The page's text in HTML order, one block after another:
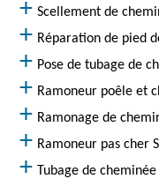
Scellement de
Réparation de pied
Pose de tubage de
Ramoneur poêle et
Ramonage de
Ramoneur pas cher
Tubage de